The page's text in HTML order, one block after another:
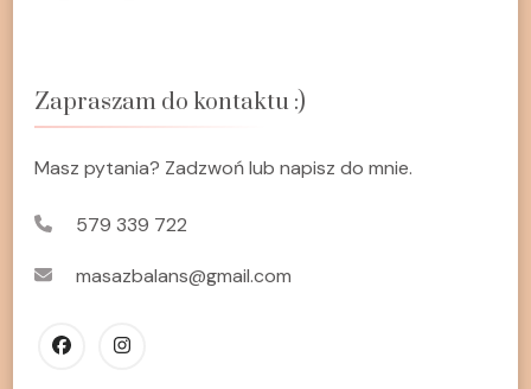
Zapraszam do kontaktu :)
Masz pytania? Zadzwoń lub napisz do mnie.
579 339 722
masazbalans@gmail.com